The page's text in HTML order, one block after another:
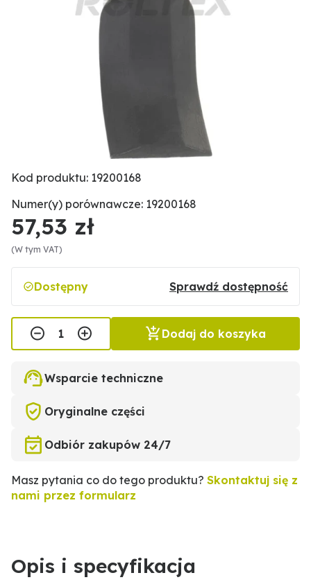
Kod produktu: 19200168
Numer(y) porównawcze: 19200168
57,53 zł
(W tym VAT)
Dostępny Sprawdź dostępność
Dodaj do koszyka
Wsparcie techniczne
Oryginalne części
Odbiór zakupów 24/7
Masz pytania co do tego produktu? Skontaktuj się z
nami przez formularz
Opis i specyfikacja